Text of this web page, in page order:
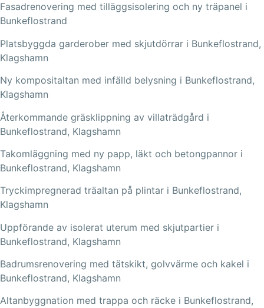
Fasadrenovering med tilläggsisolering och ny träpanel i
Bunkeflostrand
Platsbyggda garderober med skjutdörrar i Bunkeflostrand,
Klagshamn
Ny kompositaltan med infälld belysning i Bunkeflostrand,
Klagshamn
Återkommande gräsklippning av villaträdgård i
Bunkeflostrand, Klagshamn
Takomläggning med ny papp, läkt och betongpannor i
Bunkeflostrand, Klagshamn
Tryckimpregnerad träaltan på plintar i Bunkeflostrand,
Klagshamn
Uppförande av isolerat uterum med skjutpartier i
Bunkeflostrand, Klagshamn
Badrumsrenovering med tätskikt, golvvärme och kakel i
Bunkeflostrand, Klagshamn
Altanbyggnation med trappa och räcke i Bunkeflostrand,